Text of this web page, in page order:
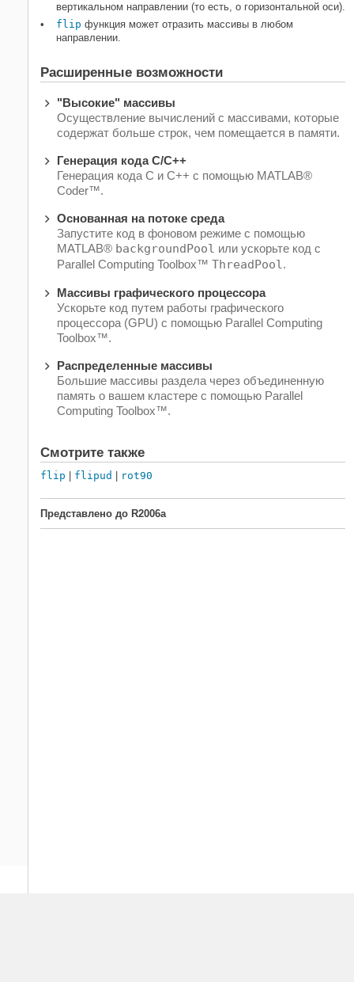
вертикальном направлении (то есть, о горизонтальной оси).
flip функция может отразить массивы в любом
направлении.
Расширенные возможности
"Высокие" массивы
Осуществление вычислений с массивами, которые
содержат больше строк, чем помещается в памяти.
Генерация кода C/C++
Генерация кода C и C++ с помощью MATLAB®
Coder™.
Основанная на потоке среда
Запустите код в фоновом режиме с помощью
MATLAB® backgroundPool или ускорьте код с
Parallel Computing Toolbox™ ThreadPool.
Массивы графического процессора
Ускорьте код путем работы графического
процессора (GPU) с помощью Parallel Computing
Toolbox™.
Распределенные массивы
Большие массивы раздела через объединенную
память о вашем кластере с помощью Parallel
Computing Toolbox™.
Смотрите также
flip flipud rot90
Представлено до R2006a